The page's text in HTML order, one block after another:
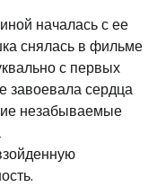
началась с ее
снялась в фильме
с первых
завоевала сердца
незабываемые